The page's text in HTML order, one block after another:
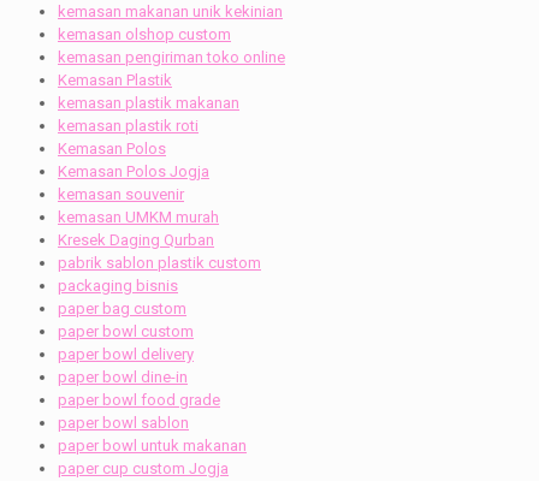
kemasan makanan unik kekinian
kemasan olshop custom
kemasan pengiriman toko online
Kemasan Plastik
kemasan plastik makanan
kemasan plastik roti
Kemasan Polos
Kemasan Polos Jogja
kemasan souvenir
kemasan UMKM murah
Kresek Daging Qurban
pabrik sablon plastik custom
packaging bisnis
paper bag custom
paper bowl custom
paper bowl delivery
paper bowl dine-in
paper bowl food grade
paper bowl sablon
paper bowl untuk makanan
paper cup custom Jogja